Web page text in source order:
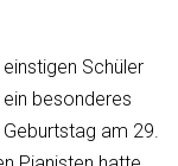
Schüler
besonderes
am 29.